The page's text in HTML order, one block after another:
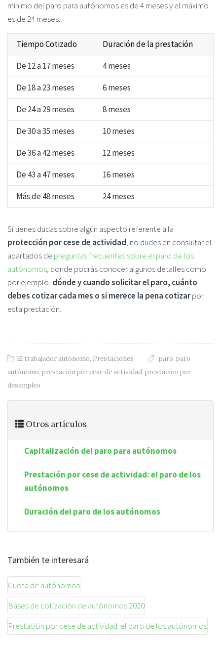
mínimo del paro para autónomos es de 4 meses y el máximo
es de 24 meses.
Tiempo Cotizado
Duración de la prestación
De 12 a 17 meses
4 meses
De 18 a 23 meses
6 meses
De 24 a 29 meses
8 meses
De 30 a 35 meses
10 meses
De 36 a 42 meses
12 meses
De 43 a 47 meses
16 meses
Más de 48 meses
24 meses
Si tienes dudas sobre algún aspecto referente a la
protección por cese de actividad, no dudes en consultar el
apartados de preguntas frecuentes sobre el paro de los
autónomos, donde podrás conocer algunos detalles como
por ejemplo, dónde y cuando solicitar el paro, cuánto
debes cotizar cada mes o si merece la pena cotizarpor
esta prestación.
El trabajador autónomo, Prestaciones paro, paro
autónomo, prestación por cese de actividad, prestacion por
desempleo
Otros artículos
Capitalización del paro para autónomos
Prestación por cese de actividad: el paro de los
autónomos
Duración del paro de los autónomos
También te interesará
Cuota de autónomos
Bases de cotización de autónomos 2020
Prestación por cese de actividad: el paro de los autónomos